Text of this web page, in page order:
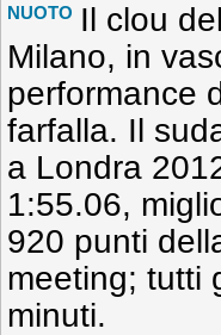
NUOTO Il clou
Milano, in
performance
farfalla. Il
a Londra
1:55.06,
920 punti
meeting; tutti
minuti.